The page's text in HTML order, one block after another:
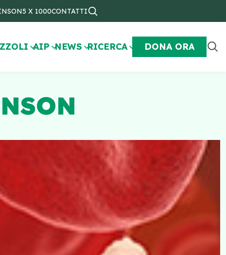
5 X 1000CONTATTI
AIP NEWS RICERCA DONA ORA